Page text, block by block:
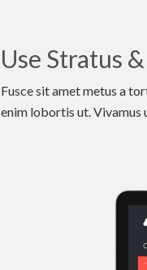
Use Stratus
Fusce sit amet metus a
enim lobortis ut. Vivamus